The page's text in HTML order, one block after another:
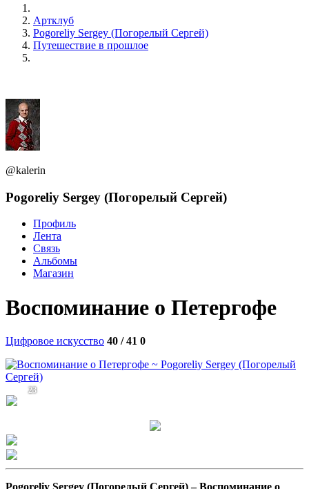
Артклуб
Pogoreliy Sergey (Погорелый Сергей)
Путешествие в прошлое
@kalerin
Pogoreliy Sergey (Погорелый Сергей)
Профиль
Лента
Связь
Альбомы
Магазин
Воспоминание о Петергофе
Цифровое искусство 40 / 41 0
23